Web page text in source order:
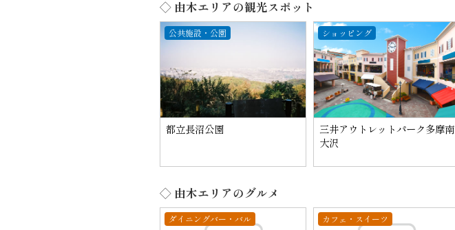
◇ 由木エリアの観光スポット
公共施設・公園
都立長沼公園
ショッピング
三井アウトレットパーク多摩南
大沢
◇ 由木エリアのグルメ
ダイニングバー・バル カフェ・スイーツ